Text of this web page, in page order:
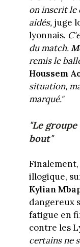
on inscrit le
aidés,juge
lyonnais.
du match.
remis le
Houssem
situation,
marqué."
"Le
bout"
illogique,
Kylian
dangereux
fatigue en
contre les
certains ne